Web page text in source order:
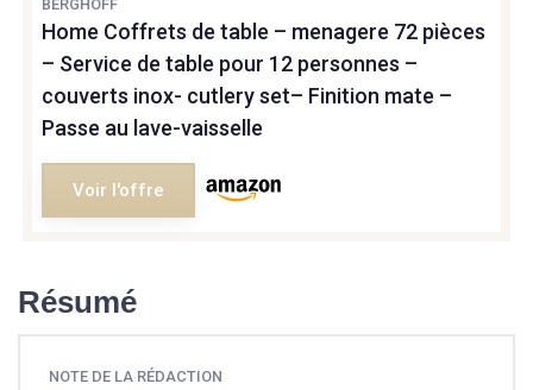
BERGHOFF
Home Coffrets de table – menagere 72 pièces
– Service de table pour 12 personnes –
couverts inox- cutlery set– Finition mate –
Passe au lave-vaisselle
Voir l'offre
Résumé
NOTE DE LA RÉDACTION